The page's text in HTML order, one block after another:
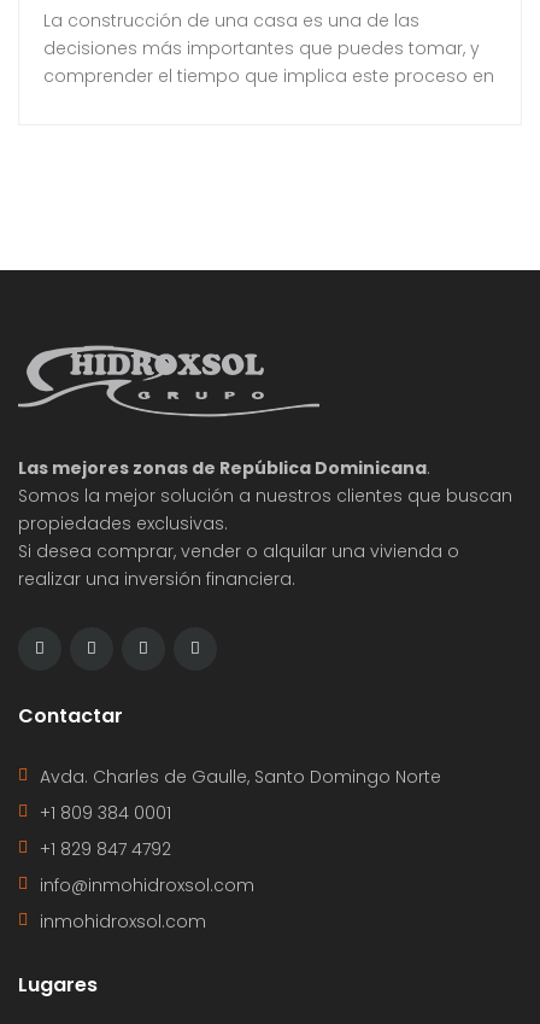
La construcción de una casa es una de las
decisiones más importantes que puedes tomar, y
comprender el tiempo que implica este proceso en
Las mejores zonas de República Dominicana.
Somos la mejor solución a nuestros clientes que buscan
propiedades exclusivas.
Si desea comprar, vender o alquilar una vivienda o
realizar una inversión financiera.
Contactar
Avda. Charles de Gaulle, Santo Domingo Norte
+1 809 384 0001
+1 829 847 4792
info@inmohidroxsol.com
inmohidroxsol.com
Lugares